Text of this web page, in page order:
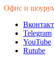
Офис и шоурум
Telegram
YouTube
Rutube